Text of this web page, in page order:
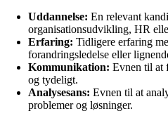
Uddannelse: En relevant
organisationsudvikling, HR
Erfaring: Tidligere erfaring
forandringsledelse eller
Kommunikation: Evnen til at
og tydeligt.
Analysesans: Evnen til at
problemer og løsninger.